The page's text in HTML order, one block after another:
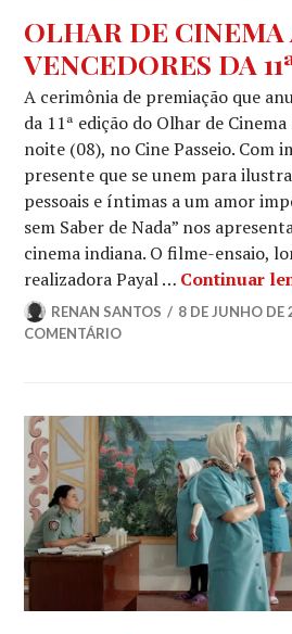
NOTÍCIAS
OLHAR DE CINEMA
VENCEDORES DA
A cerimônia de premiação que
da 11ª edição do Olhar de
noite (08), no Cine Passeio. Com
presente que se unem para
pessoais e íntimas a um amor
sem Saber de Nada” nos
cinema indiana. O filme-ensaio,
realizadora Payal … Continuar
RENAN SANTOS 8 DE JUNHO DE
COMENTÁRIO